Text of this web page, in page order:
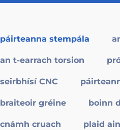
páirteanna stempála
an t-earrach torsion
seirbhísí CNC
braiteoir gréine boinn
cnámh cruach plaid